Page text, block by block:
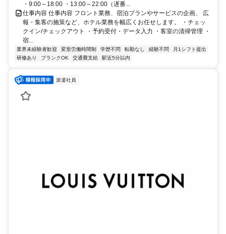
・9:00～18:00 ・13:00～22:00（遅番...
仕事内容 仕事内容 フロント業務、宿泊プランやサービスの企画、 広
報・集客の施策など、ホテル業務を幅広くお任せします。 ・チェッ
クイン/チェックアウト ・予約受付・データ入力 ・客室の清掃管理 ・
宿...
業界未経験者歓迎 変形労働時間制 学歴不問 転勤なし 経験不問
月1シフト提出
研修あり
ブランクOK 交通費支給 駅近5分以内
派遣社員